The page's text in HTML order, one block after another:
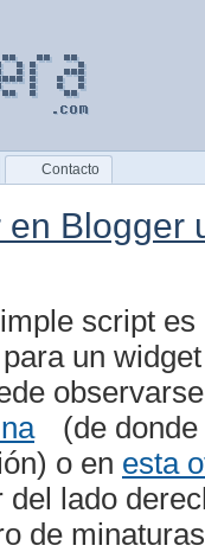
Contacto
Blogger
script
un
(de
o en esta
lado
de